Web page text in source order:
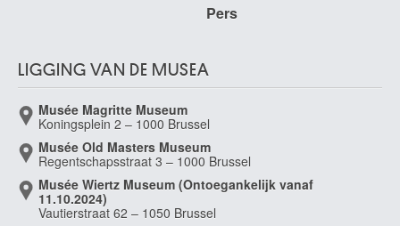
Pers
LIGGING VAN DE MUSEA
Musée Magritte Museum
Koningsplein 2 – 1000 Brussel
Musée Old Masters Museum
Regentschapsstraat 3 – 1000 Brussel
Musée Wiertz Museum (Ontoegankelijk vanaf
11.10.2024)
Vautierstraat 62 – 1050 Brussel